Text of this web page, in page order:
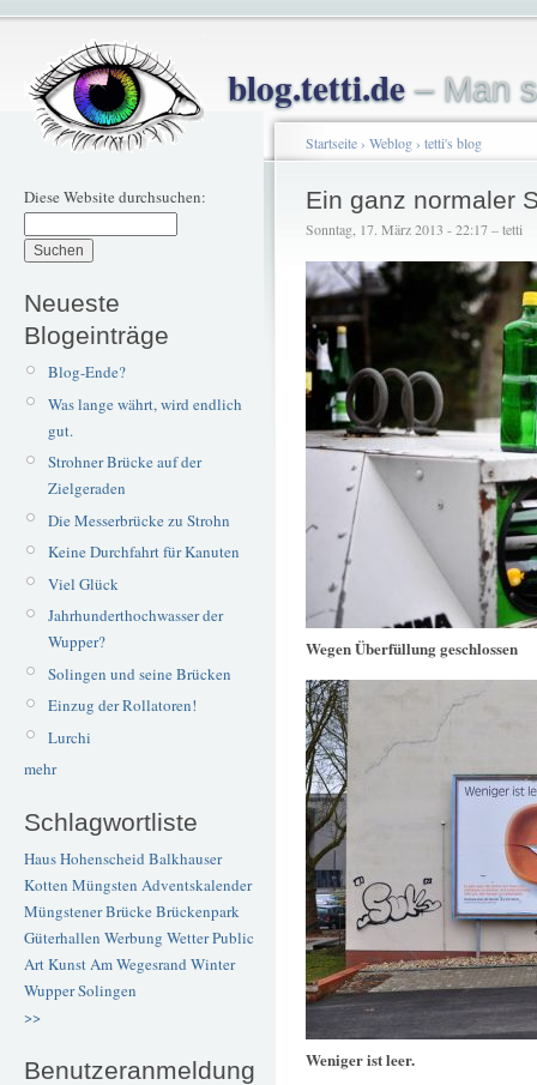
blog.tetti.de– Man
Diese Website durchsuchen:
Neueste
Blogeinträge
Blog-Ende?
Was lange währt, wird endlich
gut.
Strohner Brücke auf der
Zielgeraden
Die Messerbrücke zu Strohn
Keine Durchfahrt für Kanuten
Viel Glück
Jahrhunderthochwasser der
Wupper?
Solingen und seine Brücken
Einzug der Rollatoren!
Lurchi
mehr
Schlagwortliste
Haus Hohenscheid Balkhauser
Kotten Müngsten Adventskalender
Müngstener BrückeBrückenpark
Güterhallen Werbung WetterPublic
ArtKunstAm Wegesrand Winter
WupperSolingen
>>
Benutzeranmeldung
Startseite› Weblog› tetti's blog
Ein ganz normaler
Sonntag, 17. März 2013 - 22:17 – tetti
Wegen Überfüllung geschlossen
Weniger ist leer.